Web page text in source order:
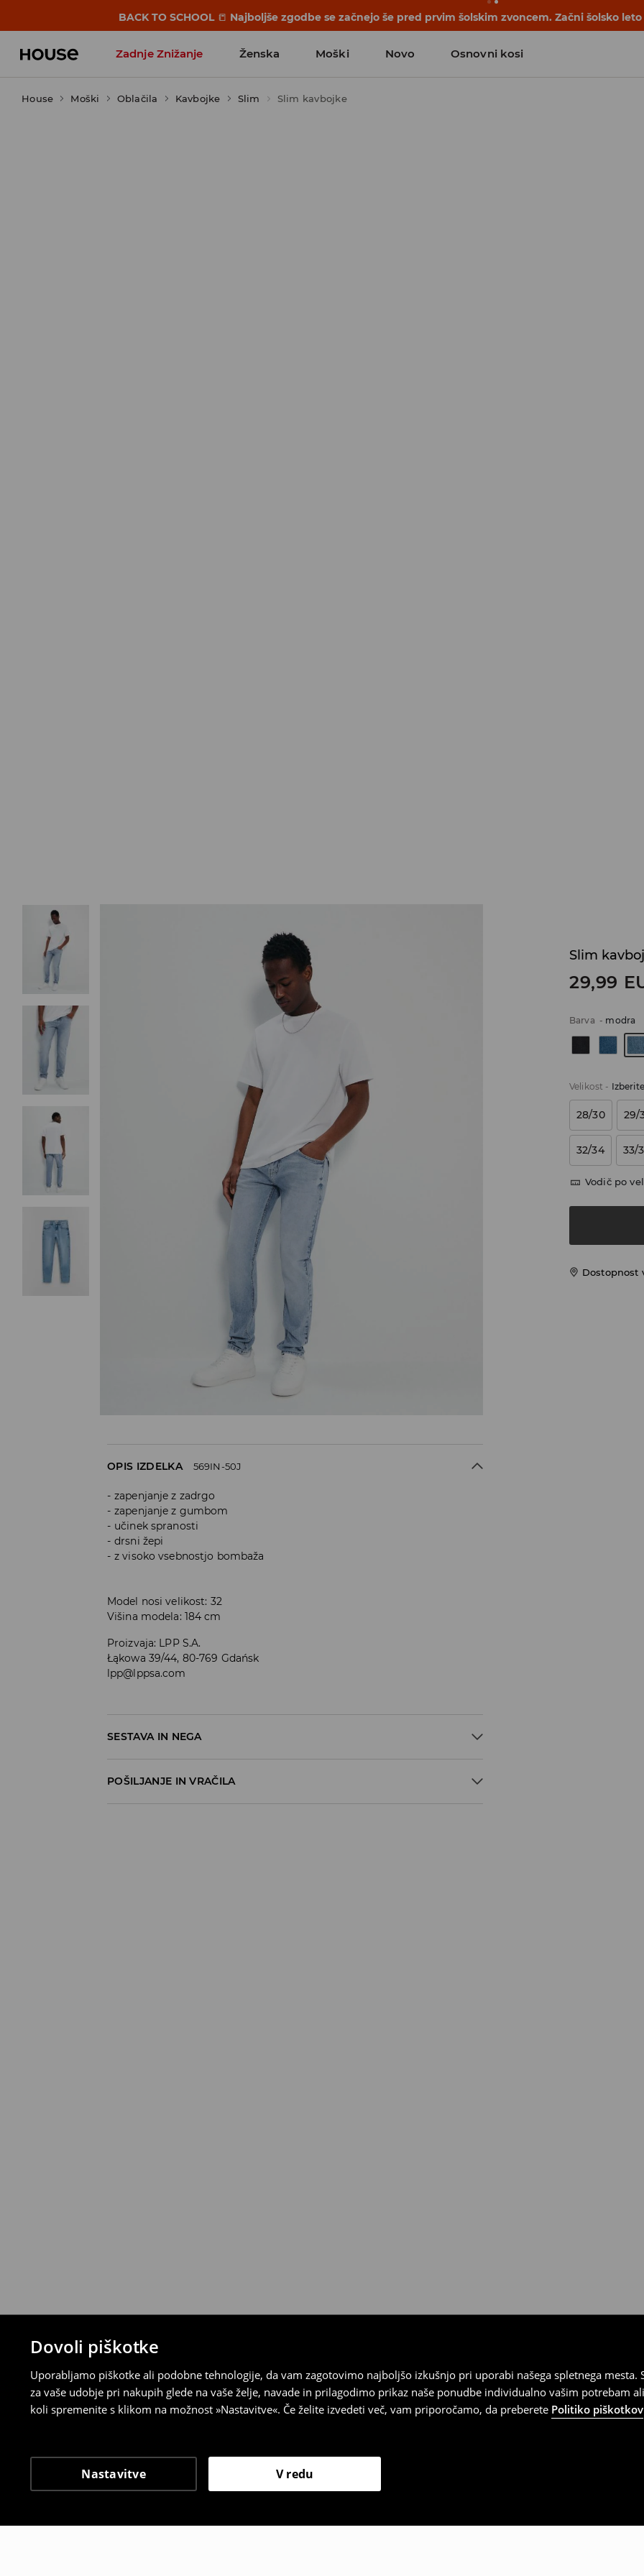
Dovoli piškotke
Uporabljamo piškotke ali podobne tehnologije, da vam zagotovimo najboljšo izkušnjo pri uporabi našega spletnega
za vaše udobje pri nakupih glede na vaše želje, navade in prilagodimo prikaz naše ponudbe individualno vašim potrebam
koli spremenite s klikom na možnost »Nastavitve«. Če želite izvedeti več, vam priporočamo, da preberete Politiko piškotkov
Nastavitve V redu
BACK TO SCHOOL 📒 Najboljše zgodbe se začnejo še pred prvim šolskim zvoncem. Začni šolsko
Zadnje Znižanje Ženska Moški Novo Osnovni kosi
Favoriti vplivnežev
House Moški Oblačila Kavbojke Slim Slim kavbojke
Slim
29,99
Barva - modra
Velikost -
28/30 29/
32/34 33/
Vodič po
Dostopnost
OPIS IZDELKA 569IN-50J
zapenjanje z zadrgo
zapenjanje z gumbom
učinek spranosti
drsni žepi
z visoko vsebnostjo bombaža
Model nosi velikost: 32
Višina modela: 184 cm
Proizvaja: LPP S.A.
Łąkowa 39/44, 80-769 Gdańsk
lpp@lppsa.com
SESTAVA IN NEGA
POŠILJANJE IN VRAČILA